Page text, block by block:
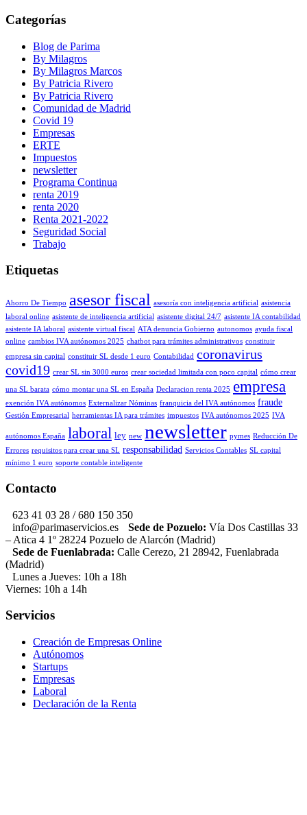
Categorías
Blog de Parima
By Milagros
By Milagros Marcos
By Patricia Rivero
By Patricia Rivero
Comunidad de Madrid
Covid 19
Empresas
ERTE
Impuestos
newsletter
Programa Continua
renta 2019
renta 2020
Renta 2021-2022
Seguridad Social
Trabajo
Etiquetas
Ahorro De Tiempo asesor fiscal asesoría con inteligencia artificial asistencia
laboral online asistente de inteligencia artificial asistente digital 24/7 asistente IA contabilidad
asistente IA laboral asistente virtual fiscal ATA denuncia Gobierno autonomos ayuda fiscal
online cambios IVA autónomos 2025 chatbot para trámites administrativos constituir
empresa sin capital constituir SL desde 1 euro Contabilidad coronavirus
covid19 crear SL sin 3000 euros crear sociedad limitada con poco capital cómo crear
una SL barata cómo montar una SL en España Declaracion renta 2025 empresa
exención IVA autónomos Externalizar Nóminas franquicia del IVA autónomos fraude
Gestión Empresarial herramientas IA para trámites impuestos IVA autónomos 2025 IVA
autónomos España laboral ley new newsletter pymes Reducción De
Errores requisitos para crear una SL responsabilidad Servicios Contables SL capital
mínimo 1 euro soporte contable inteligente
Contacto
623 41 03 28 / 680 150 350
info@parimaservicios.es
Sede de Pozuelo: Vía Dos Castillas 33
– Atica 4 1º 28224 Pozuelo de Alarcón (Madrid)
Sede de Fuenlabrada: Calle Cerezo, 21 28942, Fuenlabrada
(Madrid)
Lunes a Jueves: 10h a 18h
Viernes: 10h a 14h
Servicios
Creación de Empresas Online
Autónomos
Startups
Empresas
Laboral
Declaración de la Renta